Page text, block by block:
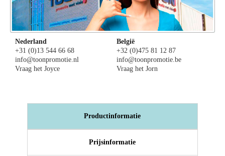
Nederland
+31 (0)13 544 66 68
info@toonpromotie.nl
Vraag het Joyce
België
+32 (0)475 81 12 87
info@toonpromotie.be
Vraag het Jorn
Productinformatie
Prijsinformatie